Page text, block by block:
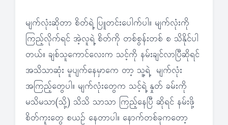
မျက်လုံးဆိုတာ စိတ်ရဲ့ ပြူတင်းပေါက်ပါ။ မျက်လုံးကို
ကြည့်လိုက်ရင် အဲ့လူရဲ့ စိတ်ကို တစ်စွန်းတစ် စ သိနိုင်ပါ
တယ်။ ချစ်သူကောင်လေးက သင့်ကို နမ်းချင်လာပြီဆိုရင်
အသိသာဆုံး မူပျက်နေမှာကေ တာ့ သူ့ရဲ့ မျက်လုံး
အကြည့်တွေပါ။ မျက်လုံးတွေက သင့်ရဲ့ နှုတ် ခမ်းကို
မသိမသာ(သို့) သိသိ သာသာ ကြည့်နေပြီ ဆိုရင် နမ်းဖို့
စိတ်ကူးတွေ စယဉ် နေတာပါ။ နောက်တစ်ခုကတော့